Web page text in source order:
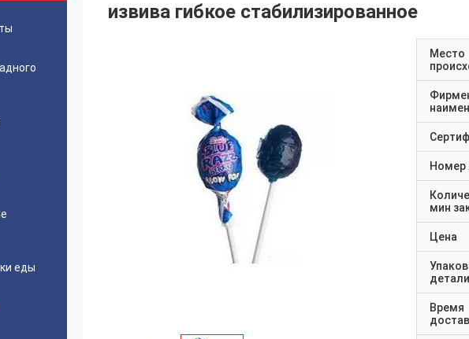
еды
извива гибкое стабилизированное
Место
Номер
мин
Цена
детали
Время